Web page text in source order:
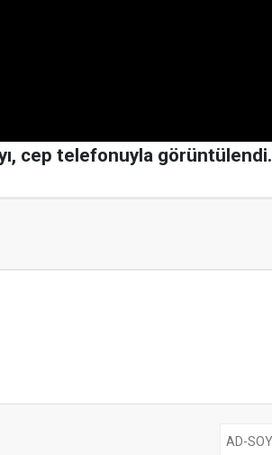
cep telefonuyla görüntülendi.